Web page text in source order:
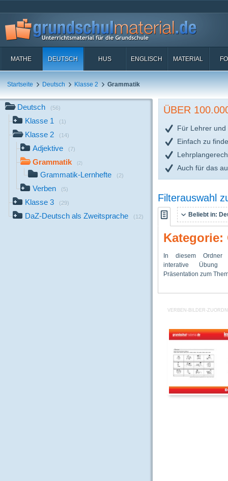
MATHE DEUTSCH HUS ENGLISCH MATERIAL
Startseite Deutsch Klasse 2 Grammatik
Deutsch (56)
Klasse 1 (1)
Klasse 2 (14)
Adjektive (7)
Grammatik (2)
Grammatik-Lernhefte (2)
Verben (5)
Klasse 3 (29)
DaZ-Deutsch als Zweitsprache (12)
ÜBER
Für Lehrer und
Einfach zu
Auch für das
Filterauswahl
Beliebt in:
Kategorie:
In diesem
interative Übung
Präsentation zum
mehrere Lernhefte zu
Adjektive,
Verben, sowie
erste Übungen zum
VERBEN-BILDER-